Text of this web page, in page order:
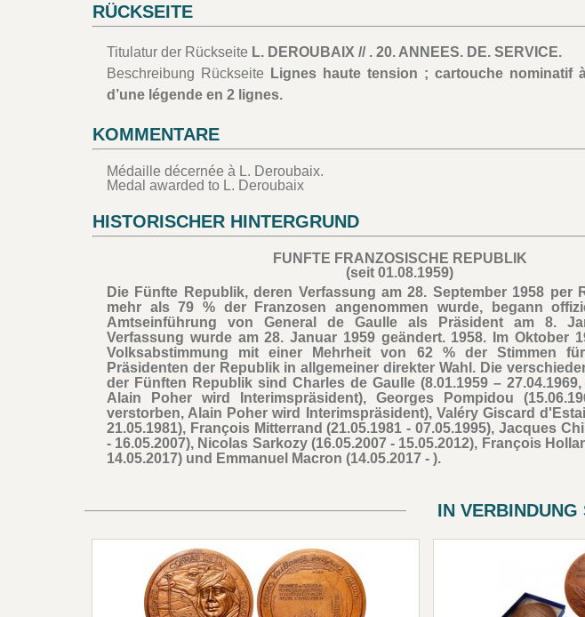
RÜCKSEITE
Titulatur der Rückseite L. DEROUBAIX // . 20. ANNEES. DE. SERVICE.
Beschreibung Rückseite
Lignes haute tension ; cartouche nominatif
d’une légende en 2 lignes.
KOMMENTARE
Médaille décernée à L. Deroubaix.
Medal awarded to L. Deroubaix
HISTORISCHER HINTERGRUND
FUNFTE FRANZOSISCHE REPUBLIK
(seit 01.08.1959)
Die Fünfte Republik, deren Verfassung am 28. September 1958 per
mehr als 79 % der Franzosen angenommen wurde, begann
Amtseinführung von General de Gaulle als Präsident am 8.
Verfassung wurde am 28. Januar 1959 geändert. 1958. Im Oktober
Volksabstimmung mit einer Mehrheit von 62 % der Stimmen
Präsidenten der Republik in allgemeiner direkter Wahl. Die
der Fünften Republik sind Charles de Gaulle (8.01.1959 –
Alain Poher wird Interimspräsident), Georges Pompidou
verstorben, Alain Poher wird Interimspräsident), Valéry Giscard
21.05.1981), François Mitterrand (21.05.1981 - 07.05.1995), Jacques
- 16.05.2007), Nicolas Sarkozy (16.05.2007 - 15.05.2012), François
14.05.2017) und Emmanuel Macron (14.05.2017 - ).
IN VERBINDUNG